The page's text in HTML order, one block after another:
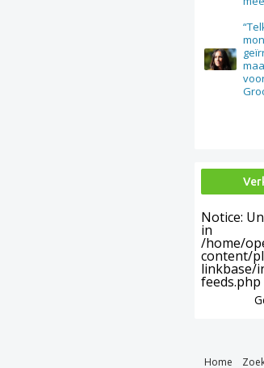
Notice:
in
/home/
content/
linkbase/
feeds.php
Home